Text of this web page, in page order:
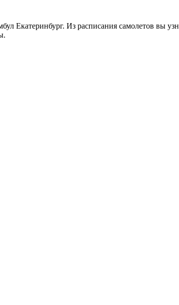
Екатеринбург. Из расписания самолетов вы